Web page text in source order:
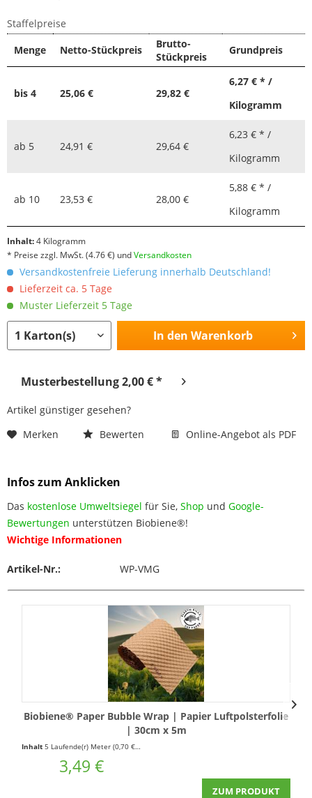
Staffelpreise
Menge
Netto-Stückpreis
Brutto-
Stückpreis
Grundpreis
bis 4 25,06 € 29,82 €
6,27 € * /
Kilogramm
ab 5 24,91 € 29,64 €
6,23 € * /
Kilogramm
ab 10 23,53 € 28,00 €
5,88 € * /
Kilogramm
Inhalt:4 Kilogramm
* Preise zzgl. MwSt.(4.76 €) undVersandkosten
Versandkostenfreie Lieferung innerhalb Deutschland!
Lieferzeit ca. 5 Tage
Muster Lieferzeit 5 Tage
In den Warenkorb
Musterbestellung 2,00 € *
Artikel günstiger gesehen?
Merken
Bewerten Online-Angebot als PDF
Infos zum Anklicken
Das kostenlose Umweltsiegel für Sie, Shop und Google-
Bewertungen unterstützen Biobiene®!
Wichtige Informationen
Artikel-Nr.: WP-VMG
Biobiene® Paper Bubble Wrap | Papier Luftpolsterfolie
| 30cm x 5m
Inhalt 5 Laufende(r) Meter (0,70 € * / 1 Laufende(r) Meter)
3,49 €
ZUM PRODUKT